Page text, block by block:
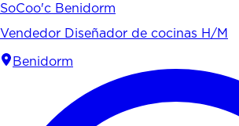
SoCoo'c Benidorm
Vendedor Diseñador de cocinas H/M
Benidorm